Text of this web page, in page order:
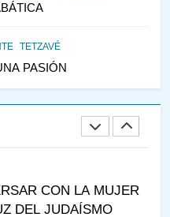
TETZAVÉ
PASIÓN
Y LA QUEJA DE
ES SABIO?
CON LA MUJER
DEL JUDAÍSMO